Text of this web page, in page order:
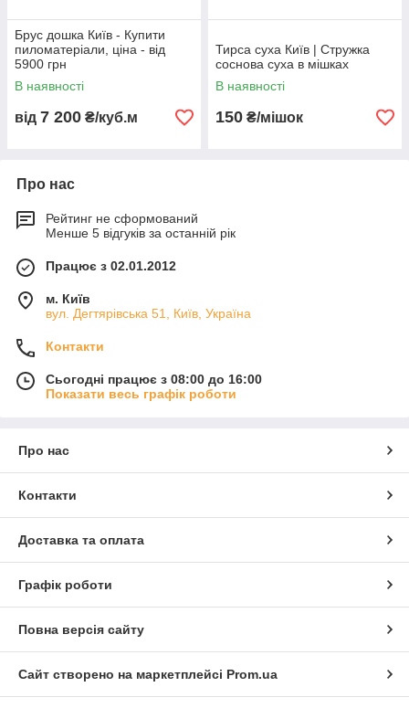
Брус дошка Київ - Купити
пиломатеріали, ціна - від
5900 грн
В наявності
від 7 200 ₴/куб.м
Тирса суха Київ | Стружка
соснова суха в мішках
В наявності
150 ₴/мішок
Про нас
Рейтинг не сформований
Менше 5 відгуків за останній рік
Працює з 02.01.2012
м. Київ
вул. Дегтярівська 51, Київ, Україна
Контакти
Сьогодні працює з 08:00 до 16:00
Показати весь графік роботи
Про нас
Контакти
Доставка та оплата
Графік роботи
Повна версія сайту
Сайт створено на маркетплейсі Prom.ua